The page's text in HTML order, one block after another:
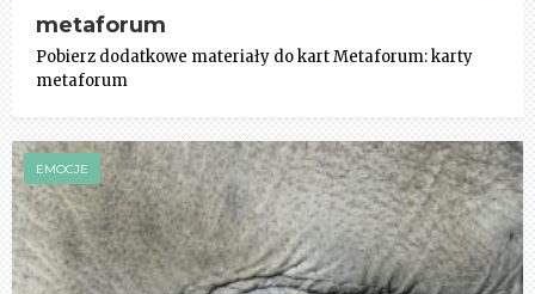
metaforum
Pobierz dodatkowe materiały do kart Metaforum: karty
metaforum
EMOCJE